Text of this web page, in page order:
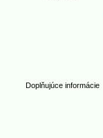
Doplňujúce informácie